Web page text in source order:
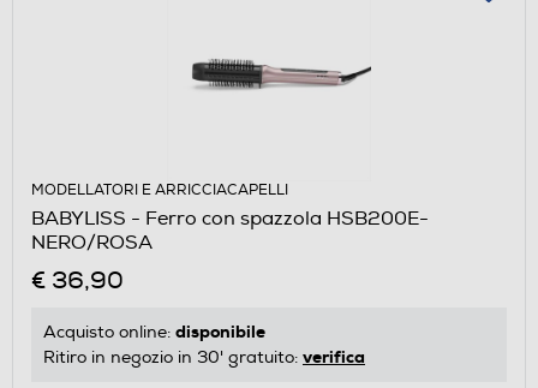
MODELLATORI E ARRICCIACAPELLI
BABYLISS - Ferro con spazzola HSB200E-
NERO/ROSA
€ 36,90
Acquisto online: disponibile
Ritiro in negozio in 30' gratuito: verifica